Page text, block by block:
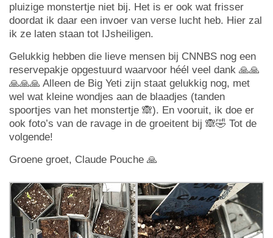
pluizige monstertje niet bij. Het is er ook wat frisser
doordat ik daar een invoer van verse lucht heb. Hier zal
ik ze laten staan tot IJsheiligen.
Gelukkig hebben die lieve mensen bij CNNBS nog een
reservepakje opgestuurd waarvoor héél veel dank 🙏🙏
🙏🙏🙏 Alleen de Big Yeti zijn staat gelukkig nog, met
wel wat kleine wondjes aan de blaadjes (tanden
spoortjes van het monstertje 🙈). En vooruit, ik doe er
ook foto’s van de ravage in de groeitent bij 🙈🤣 Tot de
volgende!
Groene groet, Claude Pouche 🙏